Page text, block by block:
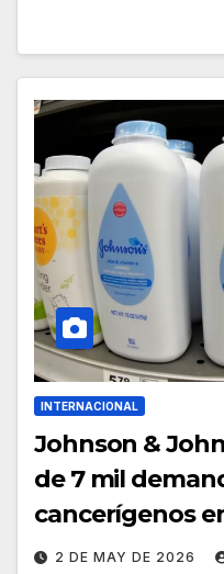
INTERNACIONAL
Johnson &
de 7 mil
cancerígenos
2 DE MAY DE 2026